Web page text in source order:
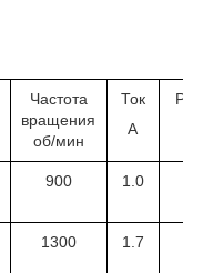
Частота
вращения
об/мин
Ток
А
900 1.0
1300 1. 7